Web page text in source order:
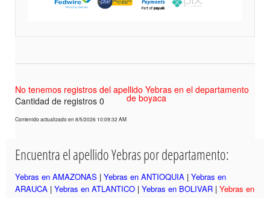
No tenemos registros del apellido Yebras en el departamento
de boyaca
Cantidad de registros 0
Contenido actualizado en 8/5/2026 10:09:32 AM
Encuentra el apellido Yebras por departamento:
Yebras en AMAZONAS | Yebras en ANTIOQUIA | Yebras en
ARAUCA | Yebras en ATLANTICO | Yebras en BOLIVAR | Yebras en